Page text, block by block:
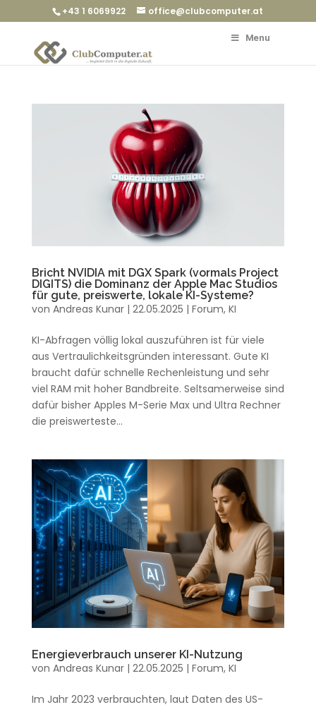
+43 1 6069922 office@clubcomputer.at
Menu
Bricht NVIDIA mit DGX Spark (vormals Project
DIGITS) die Dominanz der Apple Mac Studios
für gute, preiswerte, lokale KI-Systeme?
von Andreas Kunar| 22.05.2025 | Forum, KI
KI-Abfragen völlig lokal auszuführen ist für viele
aus Vertraulichkeitsgründen interessant. Gute KI
braucht dafür schnelle Rechenleistung und sehr
viel RAM mit hoher Bandbreite. Seltsamerweise sind
dafür bisher Apples M-Serie Max und Ultra Rechner
die preiswerteste...
Energieverbrauch unserer KI-Nutzung
von Andreas Kunar| 22.05.2025 | Forum, KI
Im Jahr 2023 verbrauchten, laut Daten des US-